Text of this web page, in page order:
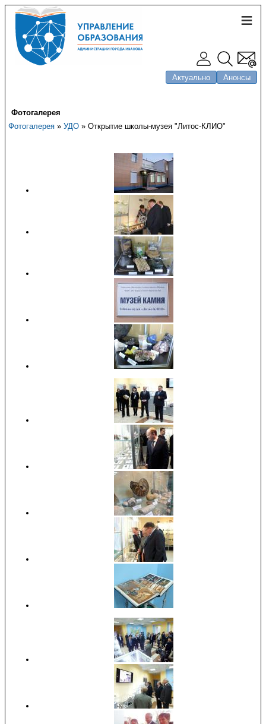
Актуально Анонсы
Фотогалерея
Фотогалерея » УДО » Открытие школы-музея "Литос-КЛИО"